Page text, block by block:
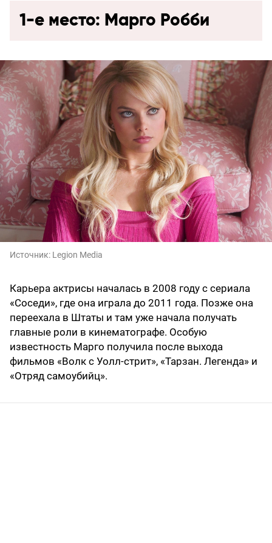
1-е место: Марго Робби
Источник: Legion Media
Карьера актрисы началась в 2008 году с сериала
«Соседи», где она играла до 2011 года. Позже она
переехала в Штаты и там уже начала получать
главные роли в кинематографе. Особую
известность Марго получила после выхода
фильмов «Волк с Уолл-стрит», «Тарзан. Легенда» и
«Отряд самоубийц».